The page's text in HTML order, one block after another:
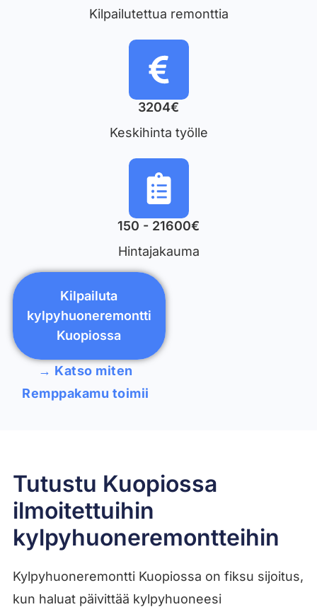
Kilpailutettua remonttia
3204€
Keskihinta työlle
150 - 21600€
Hintajakauma
Kilpailuta
kylpyhuoneremontti
Kuopiossa
→ Katso miten
Remppakamu toimii
Tutustu Kuopiossa
ilmoitettuihin
kylpyhuoneremontteihin
Kylpyhuoneremontti Kuopiossa on fiksu sijoitus,
kun haluat päivittää kylpyhuoneesi